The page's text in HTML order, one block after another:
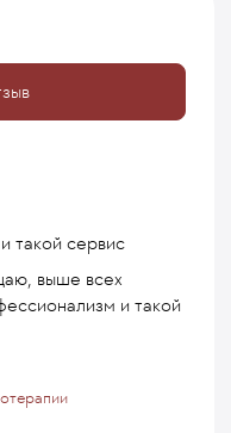
такой сервис
выше всех
и такой